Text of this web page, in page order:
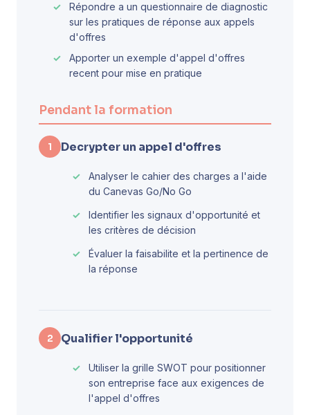
Répondre a un questionnaire de diagnostic
sur les pratiques de réponse aux appels
d'offres
Apporter un exemple d'appel d'offres
recent pour mise en pratique
Pendant la formation
1 Decrypter un appel d'offres
Analyser le cahier des charges a l'aide
du Canevas Go/No Go
Identifier les signaux d'opportunité et
les critères de décision
Évaluer la faisabilite et la pertinence de
la réponse
2 Qualifier l'opportunité
Utiliser la grille SWOT pour positionner
son entreprise face aux exigences de
l'appel d'offres